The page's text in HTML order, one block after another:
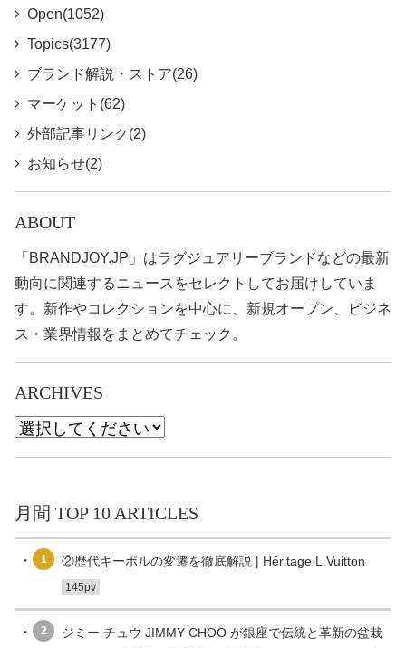
Open(1052)
Topics(3177)
ブランド解説・ストア(26)
マーケット(62)
外部記事リンク(2)
お知らせ(2)
ABOUT
「BRANDJOY.JP」はラグジュアリーブランドなどの最新
動向に関連するニュースをセレクトしてお届けしていま
す。新作やコレクションを中心に、新規オープン、ビジネ
ス・業界情報をまとめてチェック。
ARCHIVES
月間 TOP 10 ARTICLES
1 ②歴代キーポルの変遷を徹底解説 | Héritage L.Vuitton
145pv
2
ジミー チュウ JIMMY CHOO が銀座で伝統と革新の盆栽